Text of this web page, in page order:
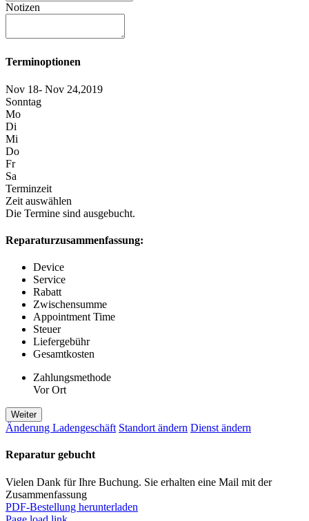
Notizen
Terminoptionen
Nov 18- Nov 24,2019
Sonntag
Mo
Di
Mi
Do
Fr
Sa
Terminzeit
Zeit auswählen
Die Termine sind ausgebucht.
Reparaturzusammenfassung:
Device
Service
Rabatt
Zwischensumme
Appointment Time
Steuer
Liefergebühr
Gesamtkosten
Zahlungsmethode
Vor Ort
Weiter
Änderung Ladengeschäft Standort ändern Dienst ändern
Reparatur gebucht
Vielen Dank für Ihre Buchung. Sie erhalten eine Mail mit der
Zusammenfassung
PDF-Bestellung herunterladen